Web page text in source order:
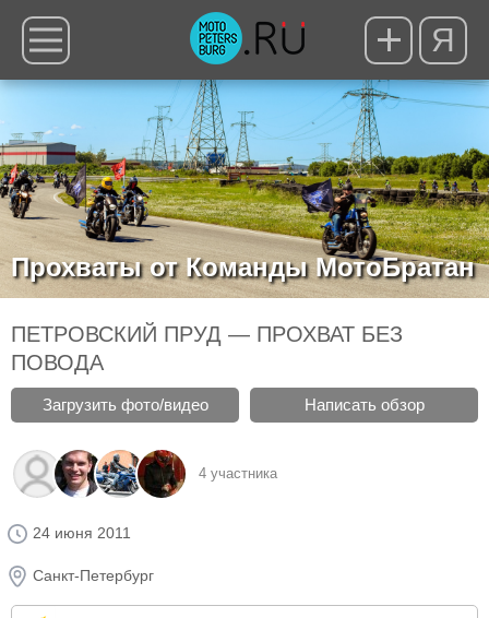
Я
Прохваты от Команды МотоБратан
ПЕТРОВСКИЙ ПРУД — ПРОХВАТ БЕЗ
ПОВОДА
Загрузить фото/видео Написать обзор
4 участника
24 июня 2011
Санкт-Петербург